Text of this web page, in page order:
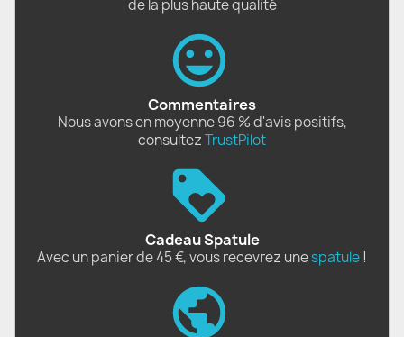
de la plus haute qualité
Commentaires
Nous avons en moyenne 96 % d'avis positifs,
consultezTrustPilot
Cadeau Spatule
Avec un panier de 45 €, vous recevrez unespatule !